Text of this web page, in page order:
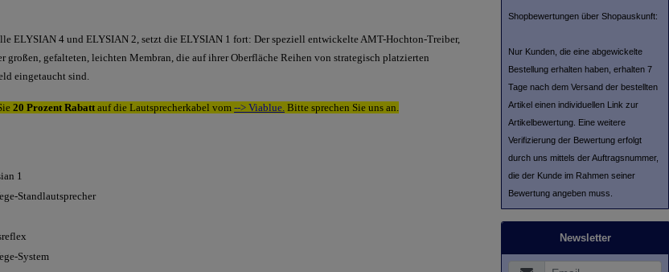
ELYSIAN 4 und ELYSIAN 2, setzt die ELYSIAN 1 fort: Der speziell entwickelte AMT-Hochton-Treiber,
großen, gefalteten, leichten Membran, die auf ihrer Oberfläche Reihen von strategisch platzierten
eingetaucht sind.
20 Prozent Rabatt auf die Lautsprecherkabel vom --> Viablue. Bitte sprechen Sie uns an.
1
Standlautsprecher
System
Shopbewertungen über Shopauskunft:
Nur Kunden, die eine abgewickelte
Bestellung erhalten haben, erhalten 7
Tage nach dem Versand der bestellten
Artikel einen individuellen Link zur
Artikelbewertung. Eine weitere
Verifizierung der Bewertung erfolgt
durch uns mittels der Auftragsnummer,
die der Kunde im Rahmen seiner
Bewertung angeben muss.
Newsletter